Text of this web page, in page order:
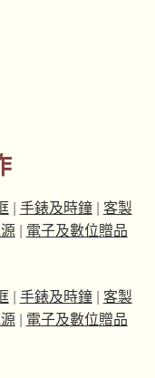
| 手錶及時鐘| 客製
| 電子及數位贈品
| 手錶及時鐘| 客製
| 電子及數位贈品